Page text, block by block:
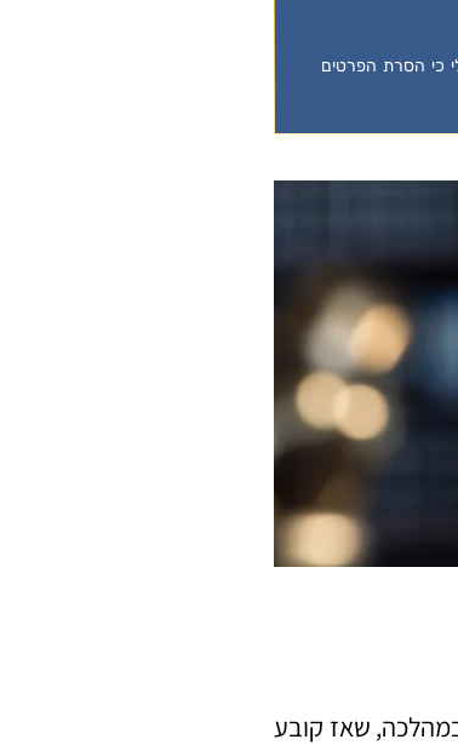
כי הסרת הפרטים
במהלכה, שאז קובע